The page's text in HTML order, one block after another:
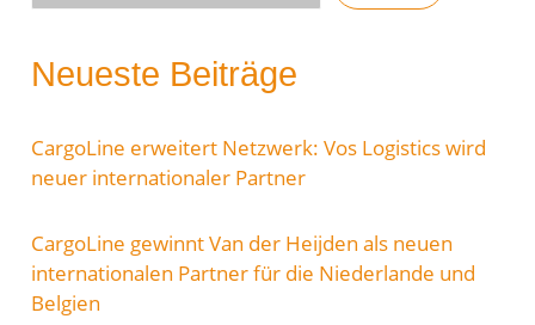
Neueste Beiträge
CargoLine erweitert Netzwerk: Vos Logistics wird
neuer internationaler Partner
CargoLine gewinnt Van der Heijden als neuen
internationalen Partner für die Niederlande und
Belgien